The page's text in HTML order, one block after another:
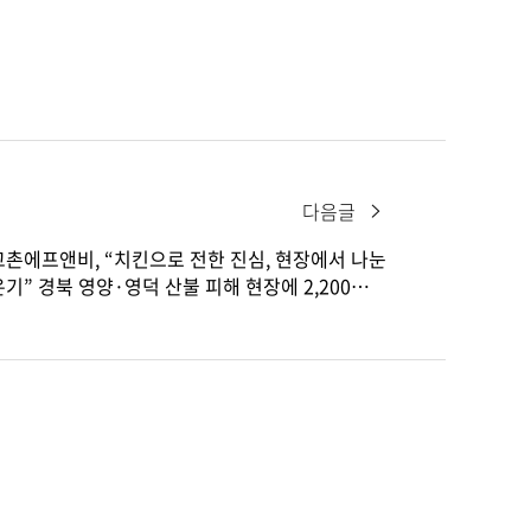
다음글
촌에프앤비, “치킨으로 전한 진심, 현장에서 나눈
기” 경북 영양·영덕 산불 피해 현장에 2,200명분